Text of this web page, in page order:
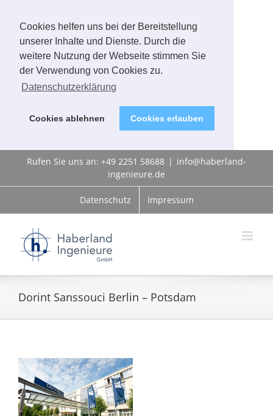
Cookies helfen uns bei der Bereitstellung
unserer Inhalte und Dienste. Durch die
weitere Nutzung der Webseite stimmen Sie
der Verwendung von Cookies zu.
Datenschutzerklärung
Cookies ablehnen Cookies erlauben
springen
Rufen Sie uns an: +49 2251 58688 | info@haberland-
ingenieure.de
Datenschutz Impressum
Dorint Sanssouci Berlin – Potsdam